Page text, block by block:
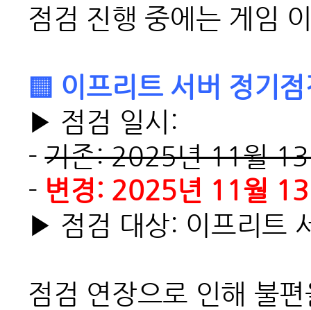
점검 진행 중에는 게임
▒ 이프리트 서버 정기
▶ 점검 일시:
-기존: 2025년 11월
- 변경: 2025년 11월
▶ 점검 대상: 이프리트
점검 연장으로 인해 불